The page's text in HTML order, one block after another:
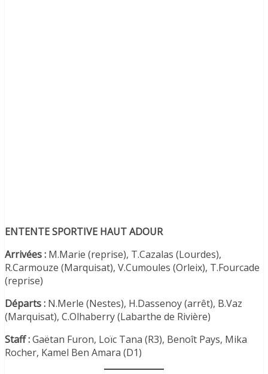
ENTENTE SPORTIVE HAUT ADOUR
Arrivées : M.Marie (reprise), T.Cazalas (Lourdes),
R.Carmouze (Marquisat), V.Cumoules (Orleix), T.Fourcade
(reprise)
Départs : N.Merle (Nestes), H.Dassenoy (arrêt), B.Vaz
(Marquisat), C.Olhaberry (Labarthe de Rivière)
Staff :Gaëtan Furon, Loïc Tana (R3), Benoît Pays, Mika
Rocher, Kamel Ben Amara (D1)